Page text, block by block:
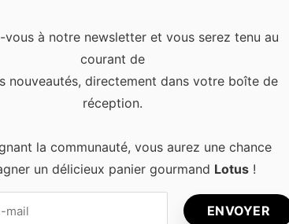
aucune insécurité en Slovénie. Autant à la ville
générale est paisible. Vous devrez
aux tiques si vous vous baladez en pleine
vous balader seul ou accompagné sans être
délicates.
et le sud du pays sont sur une zone
vous à notre newsletter et vous serez tenu au
courant de
nouveautés, directement dans votre boîte de
réception.
la communauté, vous aurez une chance
un délicieux panier gourmand Lotus !